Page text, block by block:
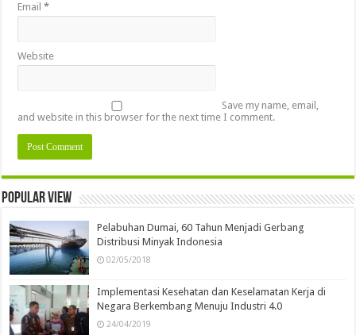
Email*
Website
Save my name, email,
and website in this browser for the next time I comment.
Popular view
Pelabuhan Dumai, 60 Tahun Menjadi Gerbang
Distribusi Minyak Indonesia
02/05/2018
Implementasi Kesehatan dan Keselamatan Kerja di
Negara Berkembang Menuju Industri 4.0
24/04/2019